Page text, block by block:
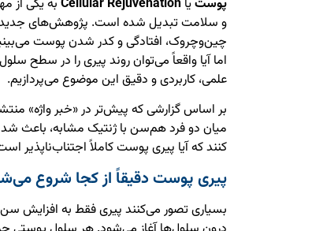
پوستیا Cellular Rejuvenation به یکی از
و سلامت تبدیل شده است. پژوهش‌های جدید
چین‌وچروک، افتادگی و کدر شدن پوست
اما آیا واقعاً می‌توان روند پیری را در سطح
علمی، کاربردی و دقیق این موضوع می‌پردازیم.
بر اساس گزارشی که پیش‌تر در «خبر واژه»
میان دو فرد هم‌سن با ژنتیک مشابه، باعث
کنند که آیا پیری پوست کاملاً اجتناب‌ناپذیر
پیری پوست دقیقاً از کجا شروع
بسیاری تصور می‌کنند پیری فقط به افزایش سن